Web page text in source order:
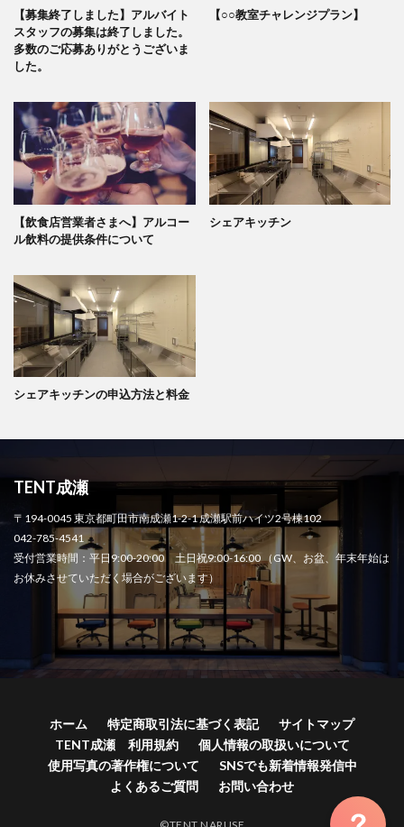
【募集終了しました】アルバイト
スタッフの募集は終了しました。
多数のご応募ありがとうございま
した。
【○○教室チャレンジプラン】
【飲食店営業者さまへ】アルコー
ル飲料の提供条件について
シェアキッチン
シェアキッチンの申込方法と料金
TENT成瀬
〒194-0045 東京都町田市南成瀬1-2-1 成瀬駅前ハイツ2号棟102
042-785-4541
受付営業時間：平日9:00-20:00 土日祝9:00-16:00 （GW、お盆、年末年始は
お休みさせていただく場合がございます）
ホーム 特定商取引法に基づく表記
サイトマップ
TENT成瀬 利用規約
個人情報の取扱いについて
使用写真の著作権について
SNSでも新着情報発信中
よくあるご質問
お問い合わせ